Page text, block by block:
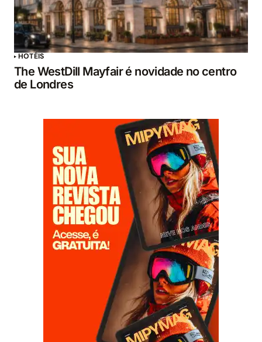
HOTÉIS
The WestDill Mayfair é novidade no centro
de Londres